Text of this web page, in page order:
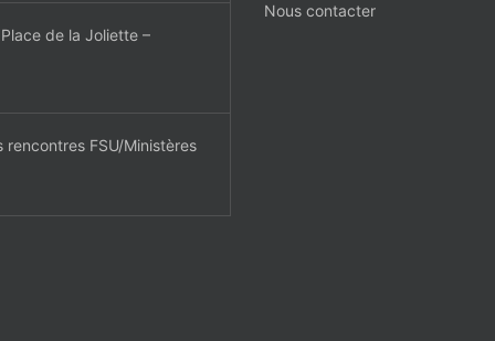
de la Joliette –
rencontres FSU/Ministères
Nous contacter